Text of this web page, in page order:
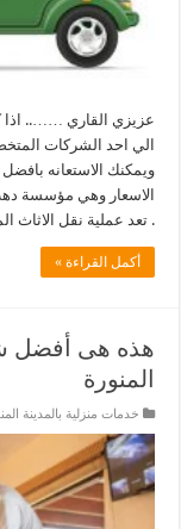
عزيزي القاري ……..
الي احد الشركات
ويمكنك الاستعانه
الاسعار وهي مؤسسة
. تعد عملية نقل الاثاث
أكمل القراءة »
هذه هى أفضل
المنورة
خدمات منزلية بالمدينة